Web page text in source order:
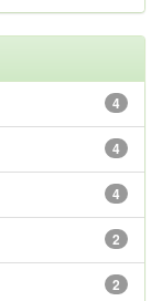
4
4
4
2
2